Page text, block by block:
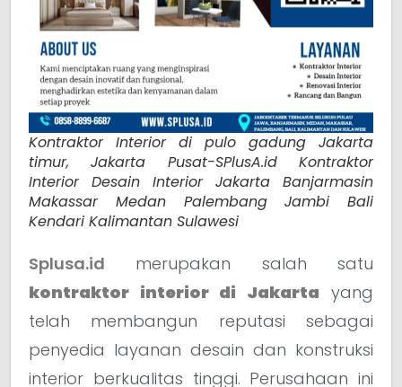
Kontraktor Interior di pulo gadung Jakarta
timur, Jakarta Pusat-SPlusA.id Kontraktor
Interior Desain Interior Jakarta Banjarmasin
Makassar Medan Palembang Jambi Bali
Kendari Kalimantan Sulawesi
Splusa.id merupakan salah satu
kontraktor interior di Jakarta yang
telah membangun reputasi sebagai
penyedia layanan desain dan konstruksi
interior berkualitas tinggi. Perusahaan ini